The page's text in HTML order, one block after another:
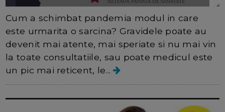
Cum a schimbat pandemia modul in care
este urmarita o sarcina? Gravidele poate au
devenit mai atente, mai speriate si nu mai vin
la toate consultatiile, sau poate medicul este
un pic mai reticent, le...